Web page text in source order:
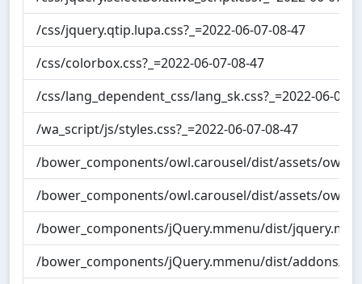
/css/jquery.qtip.lupa.css?_=2022-06-07-08-47
/css/colorbox.css?_=2022-06-07-08-47
/css/lang_dependent_css/lang_sk.css?_=2022-06-07-
/wa_script/js/styles.css?_=2022-06-07-08-47
/bower_components/owl.carousel/dist/assets/
/bower_components/owl.carousel/dist/assets/
/bower_components/jQuery.mmenu/dist/
/bower_components/jQuery.mmenu/dist/addons/